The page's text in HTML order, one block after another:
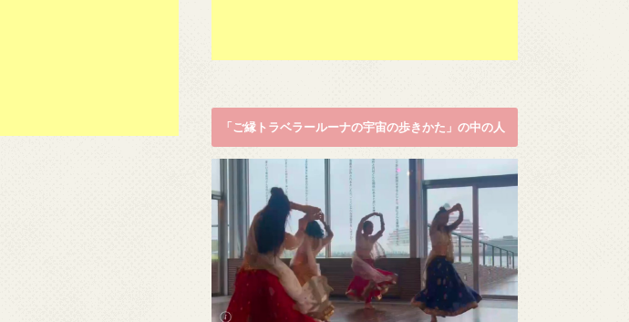
「ご縁トラベラールーナの宇宙の歩きかた」の中の人